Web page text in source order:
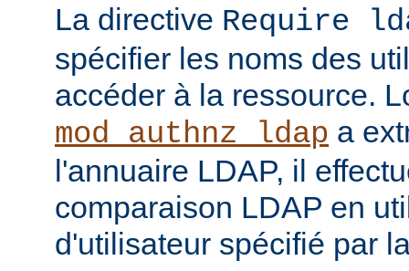
La directive Require
spécifier les noms des
accéder à la ressource.
mod_authnz_ldap a
l'annuaire LDAP, il
comparaison LDAP en
d'utilisateur spécifié par